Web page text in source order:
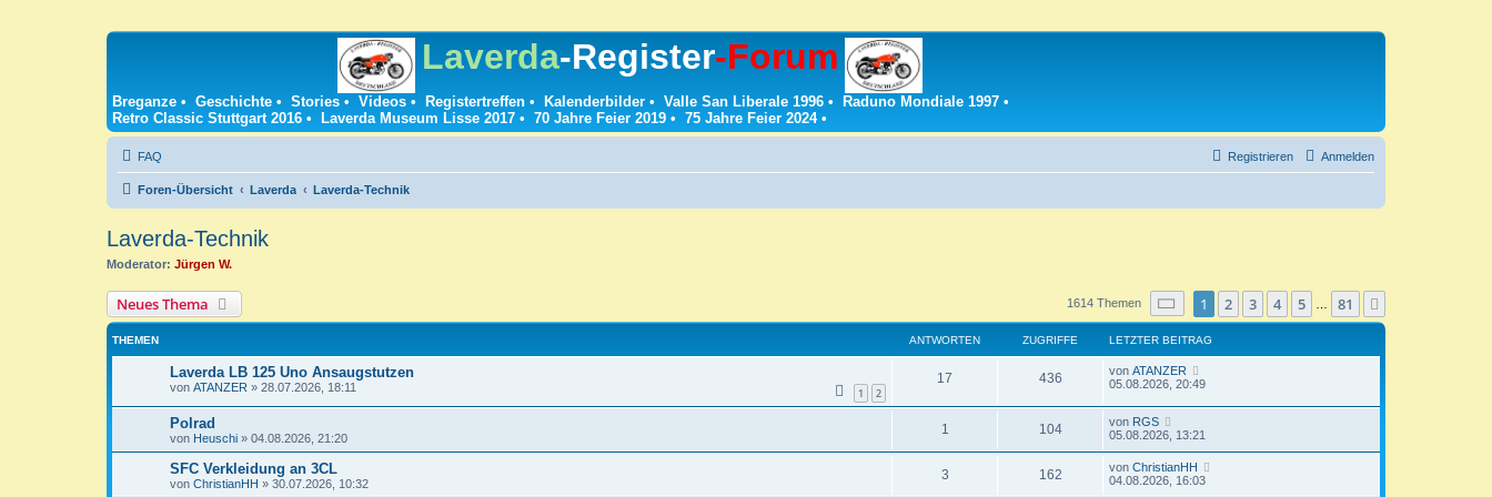
Laverda-Register-Forum
Breganze • Geschichte • Stories • Videos • Registertreffen • Kalenderbilder • Valle San Liberale 1996 • Raduno Mondiale 1997 •
Retro Classic Stuttgart 2016 • Laverda Museum Lisse 2017 • 70 Jahre Feier 2019 • 75 Jahre Feier 2024•
FAQ Anmelden
Registrieren
Foren-Übersicht Laverda Laverda-Technik
Laverda-Technik
Moderator: Jürgen W.
Neues Thema 1614 Themen Seite von81
1 2 3 4 5 81
THEMEN ANTWORTEN ZUGRIFFE LETZTER BEITRAG
Laverda LB 125 Uno Ansaugstutzen
von ATANZER » 28.07.2026, 18:11 1 2
17
n
436Z
u
g
L
e
z
t
e
r
B
e
von ATANZER
05.08.2026, 20:49
Polrad
von Heuschi » 04.08.2026, 21:20
1
n
104Z
u
L
e
t
e
von RGS
05.08.2026, 13:21
SFC Verkleidung an 3CL
von ChristianHH » 30.07.2026, 10:32
3A
162Z
L
e
von ChristianHH
04.08.2026, 16:03